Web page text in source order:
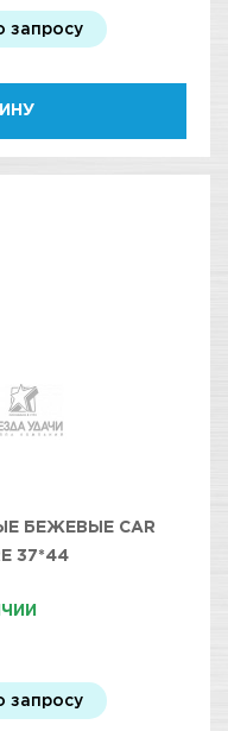
запросу
БЕЖЕВЫЕ CAR
37*44
запросу